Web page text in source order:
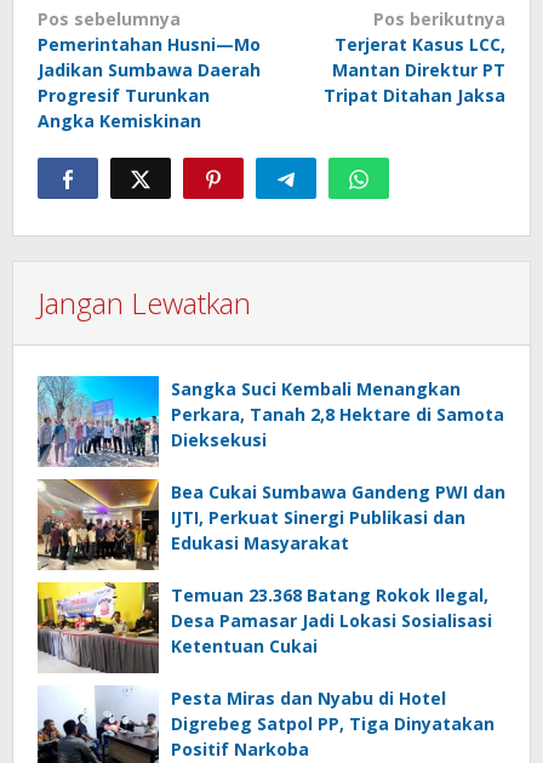
Navigasi
pos
Pos sebelumnya
Pemerintahan Husni—Mo
Jadikan Sumbawa Daerah
Progresif Turunkan
Angka Kemiskinan
Pos berikutnya
Terjerat Kasus LCC,
Mantan Direktur PT
Tripat Ditahan Jaksa
Jangan Lewatkan
Sangka Suci Kembali Menangkan
Perkara, Tanah 2,8 Hektare di Samota
Dieksekusi
Bea Cukai Sumbawa Gandeng PWI dan
IJTI, Perkuat Sinergi Publikasi dan
Edukasi Masyarakat
Temuan 23.368 Batang Rokok Ilegal,
Desa Pamasar Jadi Lokasi Sosialisasi
Ketentuan Cukai
Pesta Miras dan Nyabu di Hotel
Digrebeg Satpol PP, Tiga Dinyatakan
Positif Narkoba